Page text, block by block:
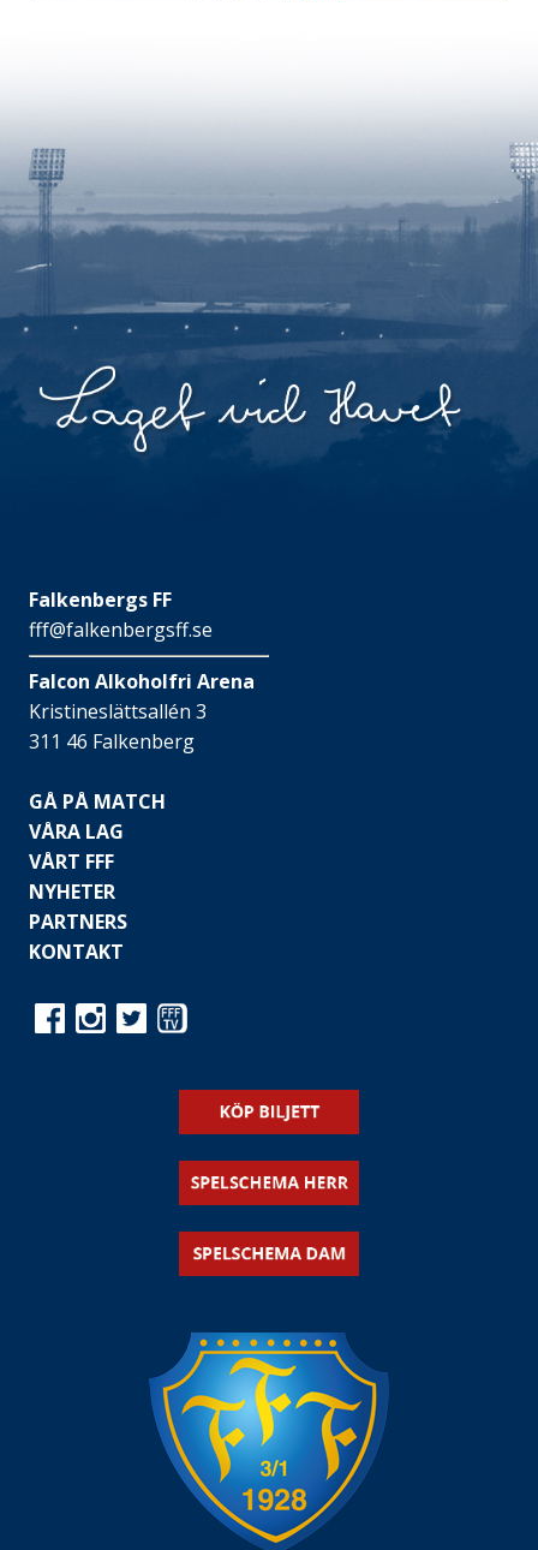
Falkenbergs FF
fff@falkenbergsff.se
Falcon Alkoholfri Arena
Kristineslättsallén 3
311 46 Falkenberg
GÅ PÅ MATCH
VÅRA LAG
VÅRT FFF
NYHETER
PARTNERS
KONTAKT